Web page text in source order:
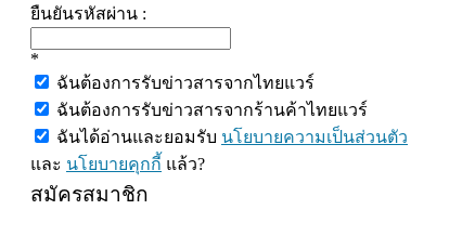
ยืนยันรหัสผ่าน :
*
ฉันต้องการรับข่าวสารจากไทยแวร์
ฉันต้องการรับข่าวสารจากร้านค้าไทยแวร์
ฉันได้อ่านและยอมรับ นโยบายความเป็นส่วนตัว
และ นโยบายคุกกี้ แล้ว?
สมัครสมาชิก